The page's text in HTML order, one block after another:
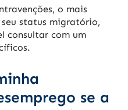
o mais
status migratório,
consultar com um
se a